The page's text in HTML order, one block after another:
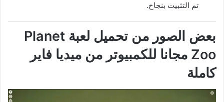
تم التثبيت بنجاح.
بعض الصور من تحميل لعبة Planet
Zoo مجانا للكمبيوتر من ميديا فاير
كاملة